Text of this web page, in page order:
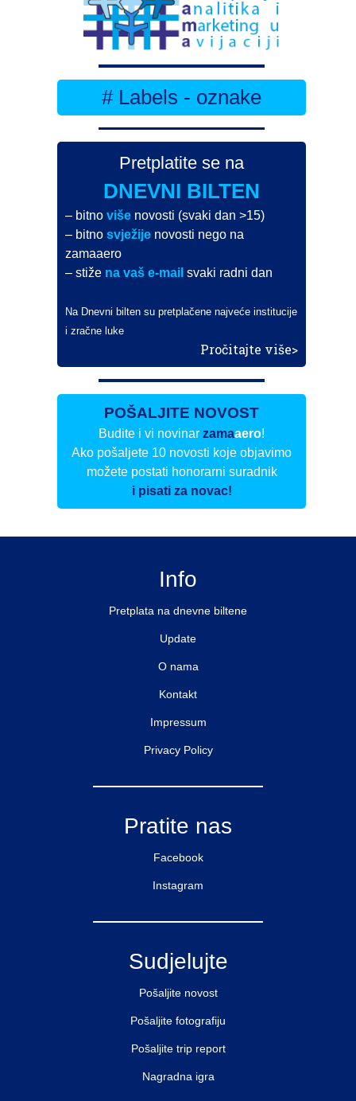
# Labels - oznake
Pretplatite se na
DNEVNI BILTEN
– bitno višenovosti (svaki dan >15)
– bitno svježijenovosti nego na
zamaaero
– stiže na vaš e-mail svaki radni dan
Na Dnevni bilten su pretplačene najveće institucije
i zračne luke
Pročitajte više>
POŠALJITE NOVOST
Budite i vi novinar zamaaero!
Ako pošaljete 10 novosti koje objavimo
možete postati honorarni suradnik
i pisati za novac!
Info
Pretplata na dnevne biltene
Update
O nama
Kontakt
Impressum
Privacy Policy
Pratite nas
Facebook
Instagram
Sudjelujte
Pošaljite novost
Pošaljite fotografiju
Pošaljite trip report
Nagradna igra